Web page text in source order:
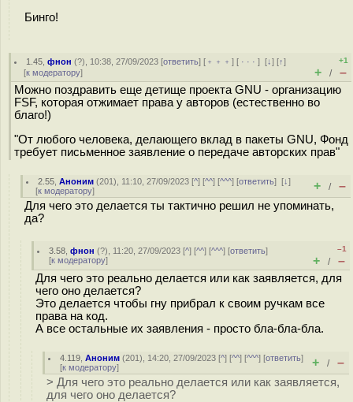
Бинго!
1.45 ,фнон (?), 10:38, 27/09/2023 [ответить] [ ﹢﹢﹢] [ · · ·][↓] [↑]
[к модератору]
+1
+ / –
Можно поздравить еще детище проекта GNU - организацию
FSF, которая отжимает права у авторов (естественно во
благо!)
"От любого человека, делающего вклад в пакеты GNU, Фонд
требует письменное заявление о передаче авторских прав"
2.55 ,Аноним (201), 11:10, 27/09/2023 [^] [^^] [^^^] [ответить][↓]
[к модератору] + / –
Для чего это делается ты тактично решил не упоминать,
да?
3.58 ,фнон (?), 11:20, 27/09/2023 [^] [^^] [^^^] [ответить]
[к модератору]
–1
+ / –
Для чего это реально делается или как заявляется, для
чего оно делается?
Это делается чтобы гну прибрал к своим ручкам все
права на код.
А все остальные их заявления - просто бла-бла-бла.
4.119 ,Аноним (201), 14:20, 27/09/2023 [^] [^^] [^^^] [ответить]
[к модератору] + / –
> Для чего это реально делается или как заявляется,
для чего оно делается?